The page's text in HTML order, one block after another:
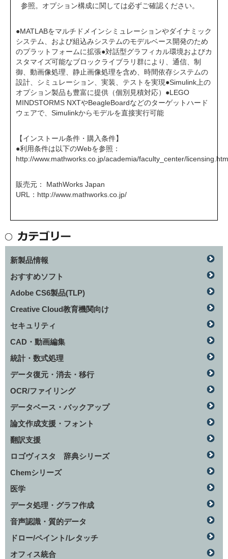
参照。オプション構成に関しては必ずご確認ください。
●MATLABをマルチドメインシミュレーションやダイナミック
システム、および組込みシステムのモデルベース開発のため
のプラットフォームに拡張●対話型グラフィカル環境およびカ
スタマイズ可能なブロックライブラリ群により、通信、制
御、動画像処理、静止画像処理を含め、時間依存システムの
設計、シミュレーション、実装、テストを実現●Simulink上の
オプション製品も豊富に提供（個別見積対応）●LEGO
MINDSTORMS NXTやBeagleBoardなどのターゲットハード
ウェアで、Simulinkからモデルを直接実行可能
【インストール条件・購入条件】
●利用条件は以下のWebを参照：
http://www.mathworks.co.jp/academia/faculty_center/
販売元： MathWorks Japan
URL： http://www.mathworks.co.jp/
新製品情報
おすすめソフト
Adobe CS6製品(TLP)
Creative Cloud教育機関向け
セキュリティ
CAD・動画編集
統計・数式処理
データ復元・消去・移行
OCR/ファイリング
データベース・バックアップ
論文作成支援・フォント
翻訳支援
ロゴヴィスタ 辞典シリーズ
Chemシリーズ
医学
データ処理・グラフ作成
音声認識・質的データ
ドロー/ペイント/レタッチ
オフィス統合